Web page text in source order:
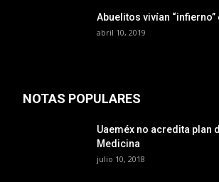
Abuelitos vivían “infierno”
abril 10, 2019
NOTAS POPULARES
Uaeméx no acredita plan
Medicina
julio 10, 2018